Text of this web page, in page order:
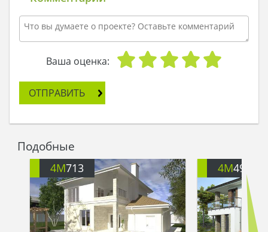
Ваша оценка:
ОТПРАВИТЬ
Подобные
4M713 4M499